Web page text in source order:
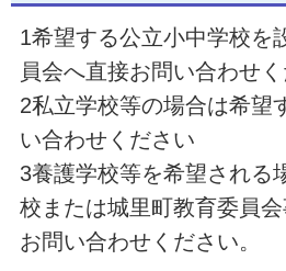
1希望する公立小中学校を
員会へ直接お問い合わせ
2私立学校等の場合は希望
い合わせください
3養護学校等を希望される
校または城里町教育委員
お問い合わせください。